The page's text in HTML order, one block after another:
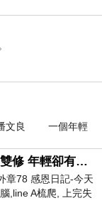
年輕
小護師番外章78 > 福慧雙修 年輕卻有個老靈魂 ㄑ金剛經〉podcast
78 感恩日記-今天
,line A梳爬, 上完失